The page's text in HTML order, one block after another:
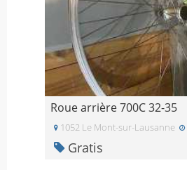
Roue arrière 700C 32-35
1052 Le Mont-sur-Lausanne
Gratis